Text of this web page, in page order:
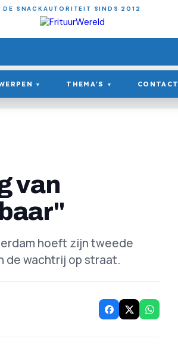
DE SNACKAUTORITEIT SINDS 2012
▾ THEMA'S ▾ CONTACT
van
hoeft zijn tweede
de wachtrij op straat.